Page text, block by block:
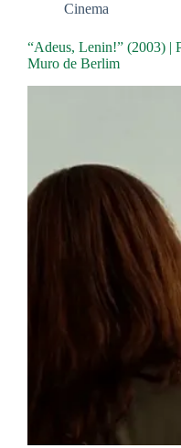
Cinema
“Adeus, Lenin!” (2003) |
Muro de Berlim